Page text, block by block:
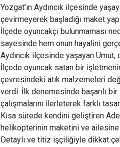
Yozgat’ın Aydıncık ilçesinde
çevirmeyerek başladığı maket
İlçede oyuncakçı bulunmaması
sayesinde hem onun hayalini
Aydıncık ilçesinde yaşayan
İlçede oyuncak satan bir
çevresindeki atık malzemeleri
verdi. İlk denemesinde başarılı
çalışmalarını ilerleterek farklı
Kısa sürede kendini geliştiren
helikopterinin maketini ve ailesine
Detaylı ve titiz işçiliğiyle dikkat